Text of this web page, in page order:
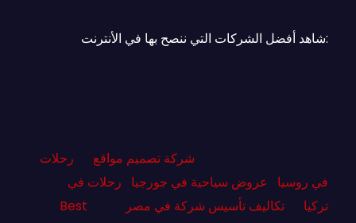
:شاهد أفضل الشركات التي ننصح بها في الأنترنت
شركة تصميم مواقع
رحلات
في روسيا
عروض سياحية في جورجيا
رحلات في
تركيا
تكاليف تأسيس شركة في مصر
Best